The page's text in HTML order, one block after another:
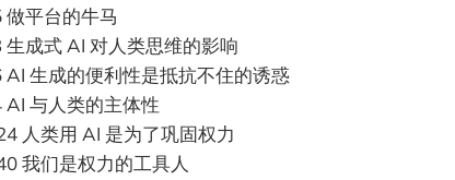
做平台的牛马
生成式 AI 对人类思维的影响
AI 生成的便利性是抵抗不住的诱惑
AI 与人类的主体性
人类用 AI 是为了巩固权力
我们是权力的工具人